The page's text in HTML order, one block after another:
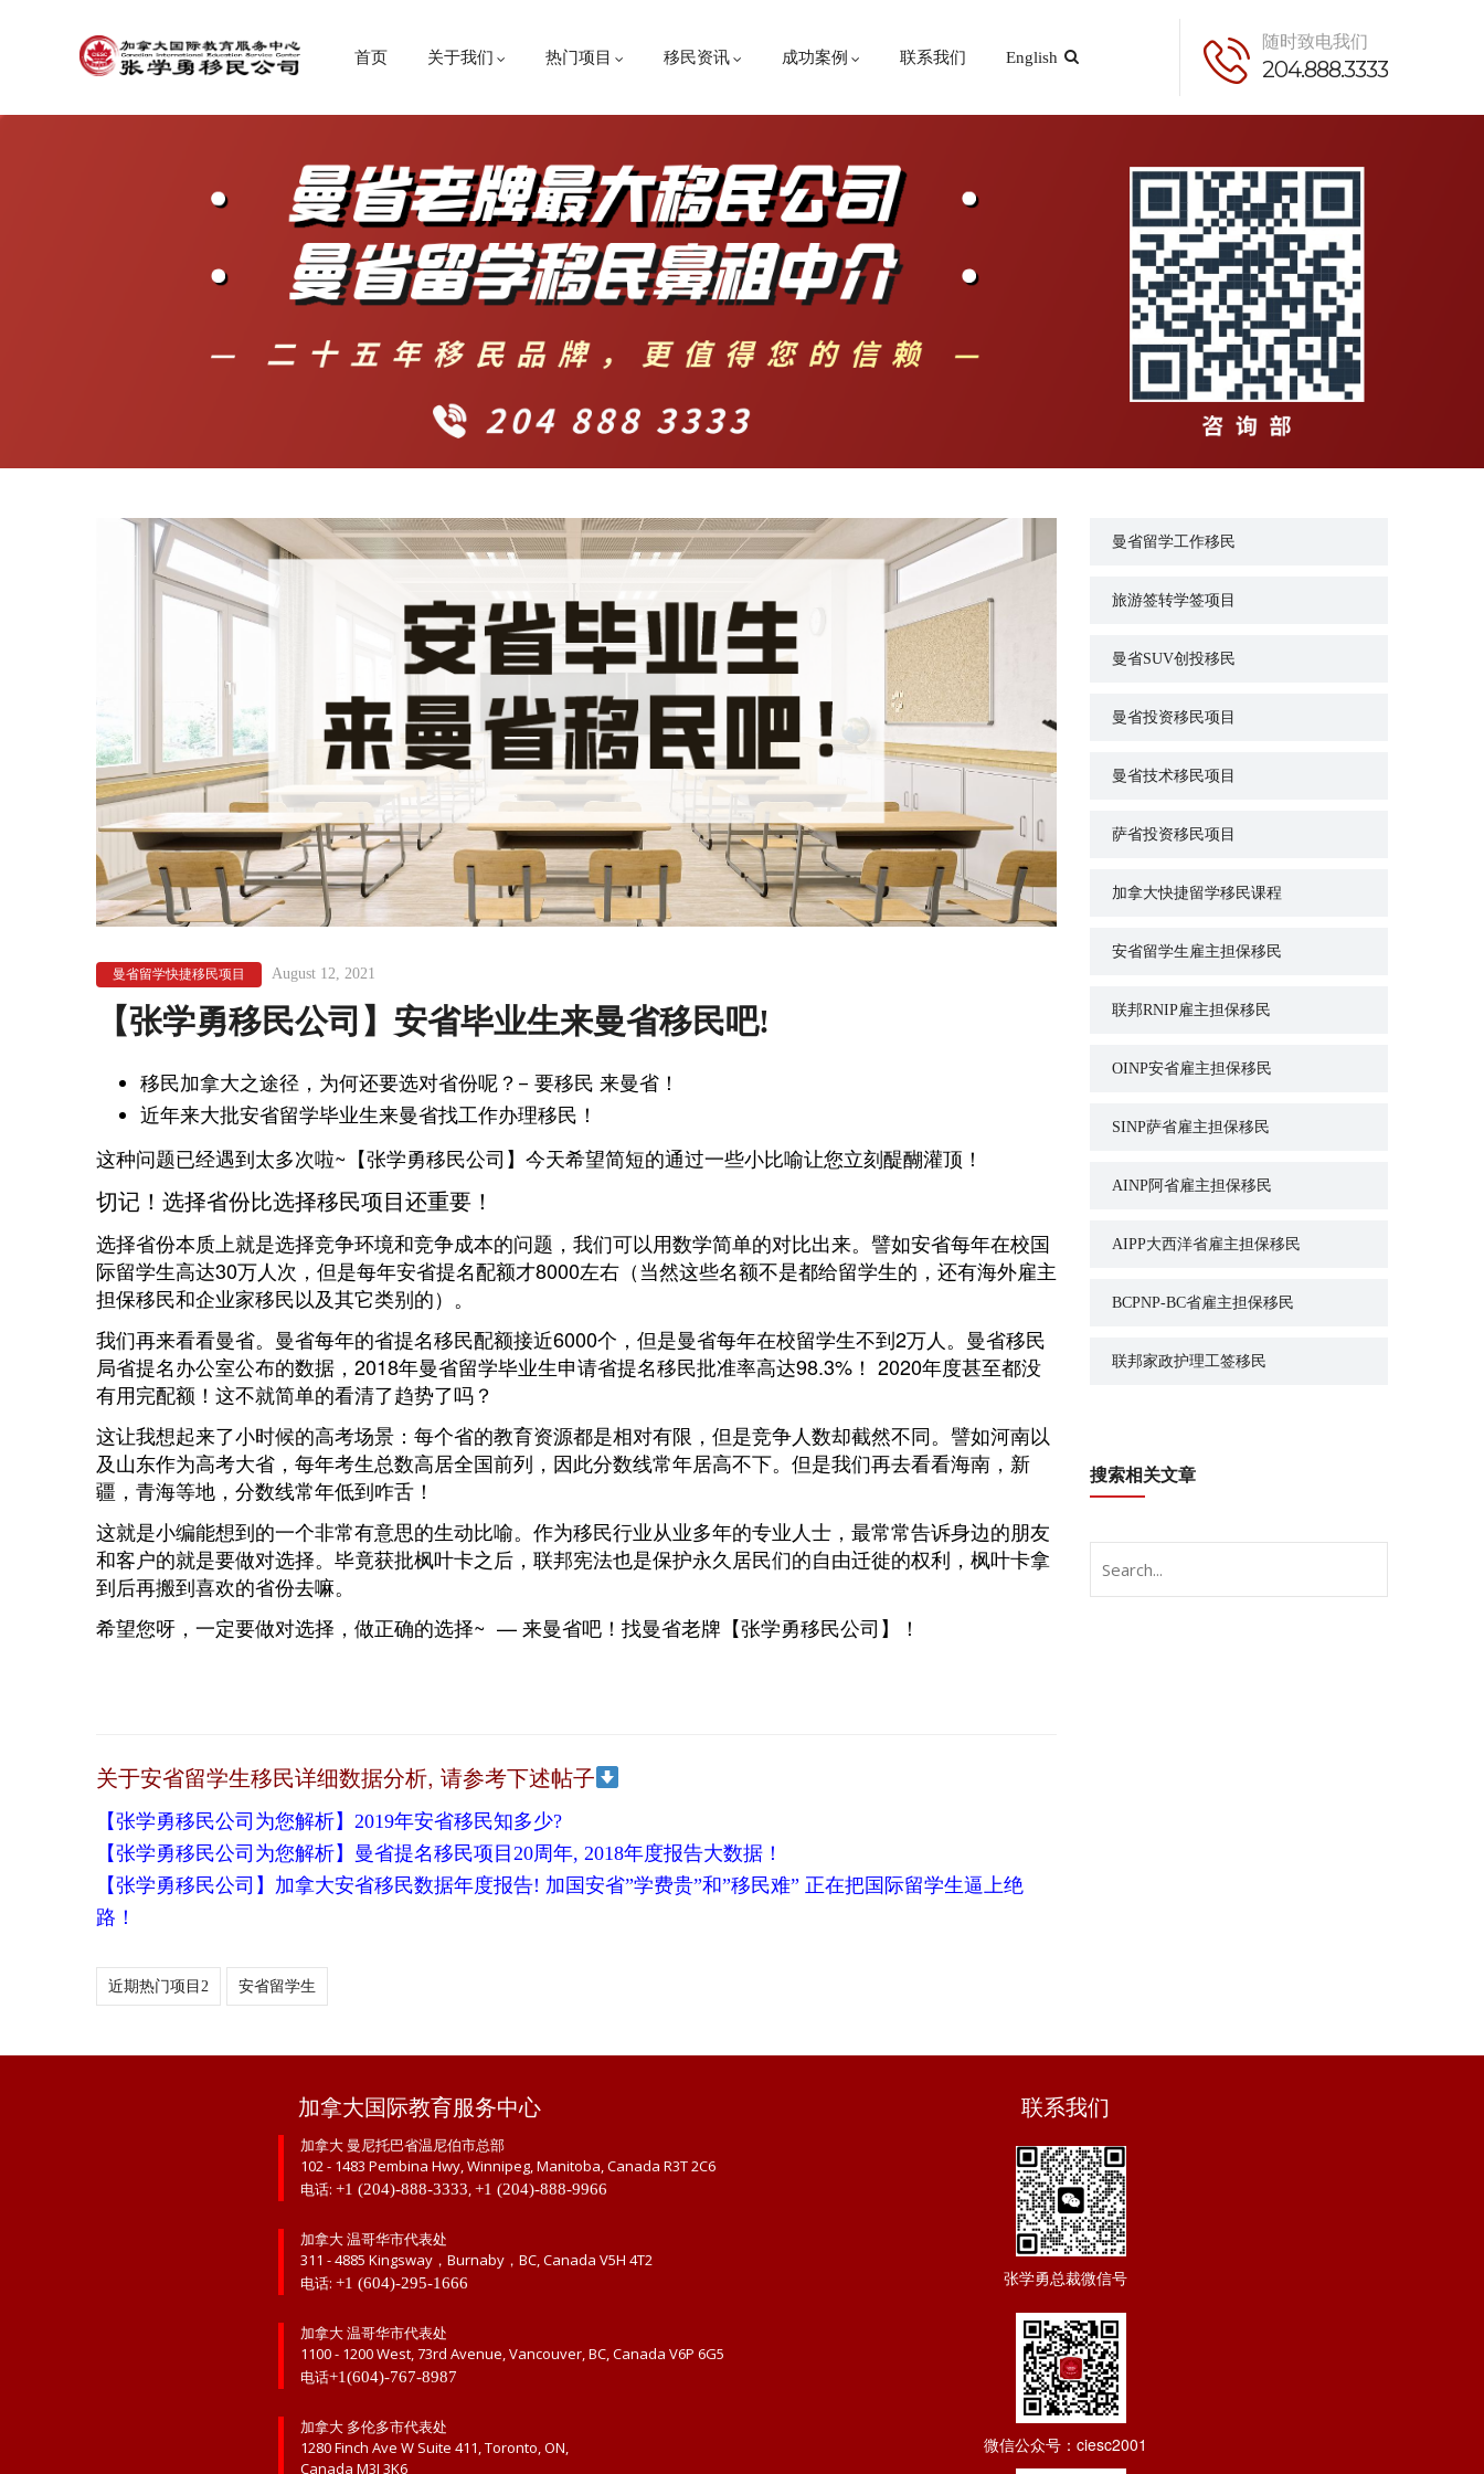
首页 关于我们 热门项目 移民资讯 成功案例 联系我们 English
随时致电我们
204.888.3333
曼省留学快捷移民项目 August 12, 2021
【张学勇移民公司】安省毕业生来曼省移民吧!
移民加拿大之途径，为何还要选对省份呢？– 要移民 来曼省！
近年来大批安省留学毕业生来曼省找工作办理移民！
这种问题已经遇到太多次啦~【张学勇移民公司】今天希望简短的通过一些小比喻让您立刻醍醐灌顶！
切记！选择省份比选择移民项目还重要！
选择省份本质上就是选择竞争环境和竞争成本的问题，我们可以用数学简单的对比出来。譬如安省每年在校国
际留学生高达30万人次，但是每年安省提名配额才8000左右（当然这些名额不是都给留学生的，还有海外雇主
担保移民和企业家移民以及其它类别的）。
我们再来看看曼省。曼省每年的省提名移民配额接近6000个，但是曼省每年在校留学生不到2万人。曼省移民
局省提名办公室公布的数据，2018年曼省留学毕业生申请省提名移民批准率高达98.3%！ 2020年度甚至都没
有用完配额！这不就简单的看清了趋势了吗？
这让我想起来了小时候的高考场景：每个省的教育资源都是相对有限，但是竞争人数却截然不同。譬如河南以
及山东作为高考大省，每年考生总数高居全国前列，因此分数线常年居高不下。但是我们再去看看海南，新
疆，青海等地，分数线常年低到咋舌！
这就是小编能想到的一个非常有意思的生动比喻。作为移民行业从业多年的专业人士，最常常告诉身边的朋友
和客户的就是要做对选择。毕竟获批枫叶卡之后，联邦宪法也是保护永久居民们的自由迁徙的权利，枫叶卡拿
到后再搬到喜欢的省份去嘛。
希望您呀，一定要做对选择，做正确的选择~ — 来曼省吧！找曼省老牌【张学勇移民公司】！
关于安省留学生移民详细数据分析, 请参考下述帖子
【张学勇移民公司为您解析】2019年安省移民知多少?
【张学勇移民公司为您解析】曼省提名移民项目20周年, 2018年度报告大数据！
【张学勇移民公司】加拿大安省移民数据年度报告! 加国安省”学费贵”和”移民难” 正在把国际留学生逼上绝
路！
近期热门项目2 安省留学生
曼省留学工作移民
旅游签转学签项目
曼省SUV创投移民
曼省投资移民项目
曼省技术移民项目
萨省投资移民项目
加拿大快捷留学移民课程
安省留学生雇主担保移民
联邦RNIP雇主担保移民
OINP安省雇主担保移民
SINP萨省雇主担保移民
AINP阿省雇主担保移民
AIPP大西洋省雇主担保移民
BCPNP-BC省雇主担保移民
联邦家政护理工签移民
搜索相关文章
加拿大国际教育服务中心
加拿大 曼尼托巴省温尼伯市总部
102 - 1483 Pembina Hwy, Winnipeg, Manitoba, Canada R3T 2C6
电话: +1 (204)-888-3333,+1 (204)-888-9966
加拿大 温哥华市代表处
311 - 4885 Kingsway，Burnaby，BC, Canada V5H 4T2
电话: +1 (604)-295-1666
加拿大 温哥华市代表处
1100 - 1200 West, 73rd Avenue, Vancouver, BC, Canada V6P 6G5
电话+1(604)-767-8987
加拿大 多伦多市代表处
1280 Finch Ave W Suite 411, Toronto, ON,
Canada M3J 3K6
联系我们
张学勇总裁微信号
微信公众号：ciesc2001